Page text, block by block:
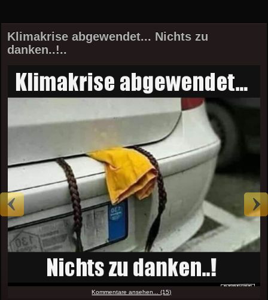
Klimakrise abgewendet... Nichts zu
danken..!..
Kommentare ansehen... (15)